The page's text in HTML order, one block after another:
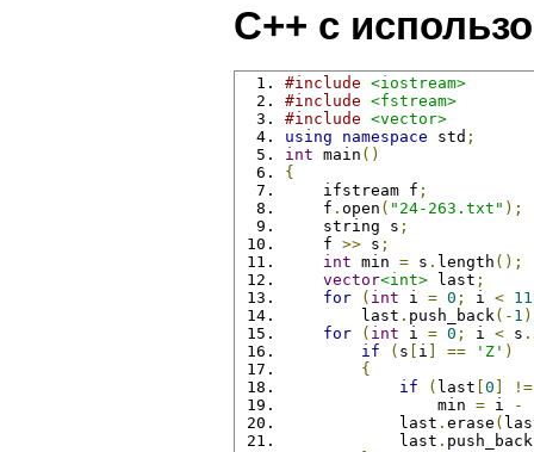
C++ с
#include <iostream>
#include <fstream>
#include <vector>
using
namespace std ;
int main ()
{
    ifstream f
;
    f
. open ( "24-263.txt" );
    string s
;
    f
>> s ;
int min = s . length ();
vector<int> last ;
for
( int i = 0 ; i <
        last
. push_back(- 1
for
( int i = 0 ; i < s .
if
( s i == 'Z' )
{
if
( last 0
!=
                min
= i -
            last
. erase (
            last
. push_back